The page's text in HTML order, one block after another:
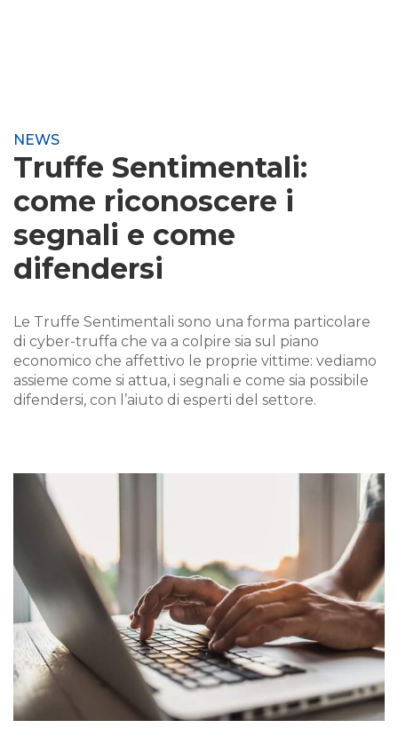
NEWS
Truffe Sentimentali:
come riconoscere i
segnali e come
difendersi
Le Truffe Sentimentali sono una forma particolare
di cyber-truffa che va a colpire sia sul piano
economico che affettivo le proprie vittime: vediamo
assieme come si attua, i segnali e come sia possibile
difendersi, con l’aiuto di esperti del settore.